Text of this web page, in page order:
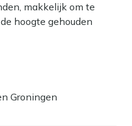
makkelijk om te
hoogte gehouden